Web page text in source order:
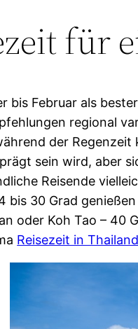
bis Februar als
regional
der
sein wird, aber
Reisende
bis 30 Grad
oder Koh Tao – 40
Reisezeit in Thailand